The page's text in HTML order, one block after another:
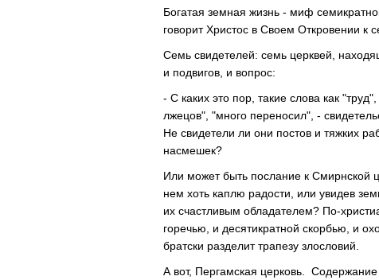
Богатая земная жизнь - миф
говорит Христос в Своем Откровении к
Cемь свидетелей: семь церквей,
и подвигов, и вопрос:
- С каких это пор, такие слова как
лжецов", "много переносил", -
Не свидетели ли они постов и тяжких
насмешек?
Или может быть послание к Смирнской
нем хоть каплю радости, или увидев
их счастливым обладателем? По-
горечью, и десятикратнoй скорбью, и
братски разделит трапезу злословий.
А вот, Пергамская церковь.